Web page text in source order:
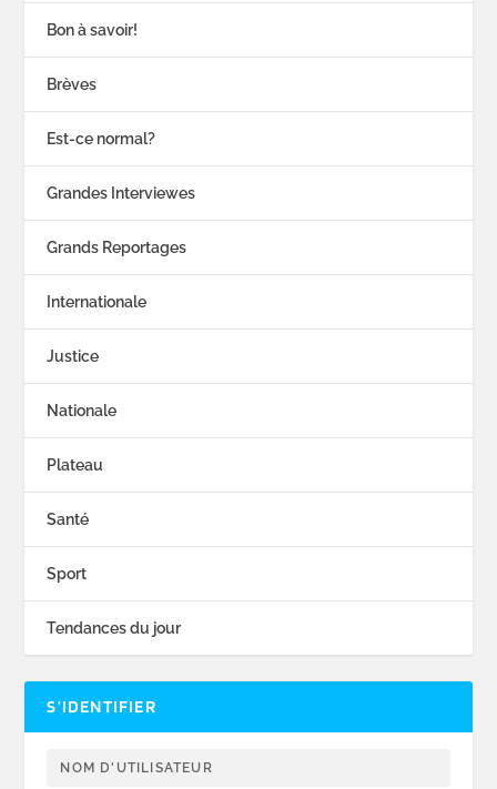
Bon à savoir!
Brèves
Est-ce normal?
Grandes Interviewes
Grands Reportages
Internationale
Justice
Nationale
Plateau
Santé
Sport
Tendances du jour
S’IDENTIFIER